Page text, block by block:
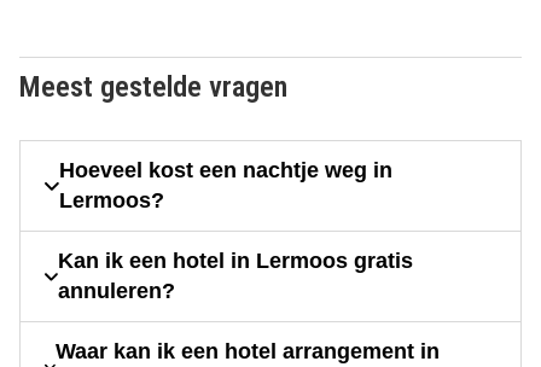
Meest gestelde vragen
Hoeveel kost een nachtje weg in
Lermoos?
Kan ik een hotel in Lermoos gratis
annuleren?
Waar kan ik een hotel arrangement in